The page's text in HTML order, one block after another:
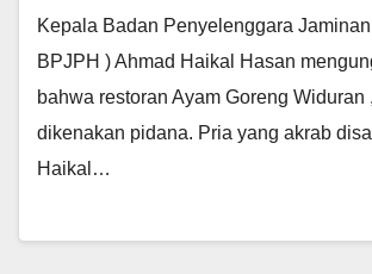
Kepala Badan Penyelenggara
BPJPH ) Ahmad Haikal Hasan
bahwa restoran Ayam Goreng Widuran
dikenakan pidana. Pria yang akrab
Haikal…